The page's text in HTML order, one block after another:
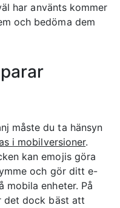
har använts kommer
och bedöma dem
måste du ta hänsyn
i mobilversioner.
kan emojis göra
och gör ditt e-
mobila enheter. På
det dock bäst att